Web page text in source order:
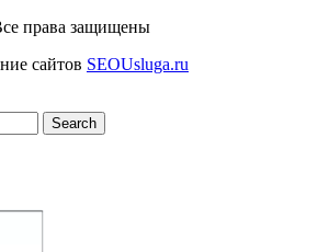
права защищены
сайтов SEOUsluga.ru
Search